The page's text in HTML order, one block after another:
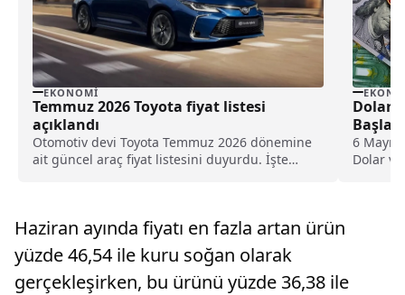
EKONOMI
Temmuz 2026 Toyota fiyat listesi
açıklandı
Otomotiv devi Toyota Temmuz 2026 dönemine
ait güncel araç fiyat listesini duyurdu. İşte
Dolar
Başladı
6 Mayıs
Dolar
Haziran ayında fiyatı en fazla artan ürün
yüzde 46,54 ile kuru soğan olarak
gerçekleşirken, bu ürünü yüzde 36,38 ile